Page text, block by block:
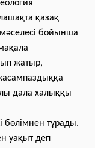
қазақ
бойынша
жатыр,
дала халыққы
бөлімнен тұрады.
уақыт деп